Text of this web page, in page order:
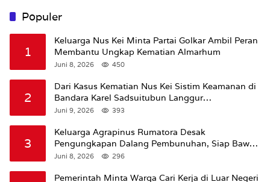
Populer
1
Keluarga Nus Kei Minta Partai Golkar Ambil Peran
Membantu Ungkap Kematian Almarhum
Juni 8, 2026 450
2
Dari Kasus Kematian Nus Kei Sistim Keamanan di
Bandara Karel Sadsuitubun Langgur
Dipertanyakan
Juni 9, 2026 393
3
Keluarga Agrapinus Rumatora Desak
Pengungkapan Dalang Pembunuhan, Siap Bawa
Kasus ke Komisi III DPR RI
Juni 8, 2026 296
Pemerintah Minta Warga Cari Kerja di Luar Negeri